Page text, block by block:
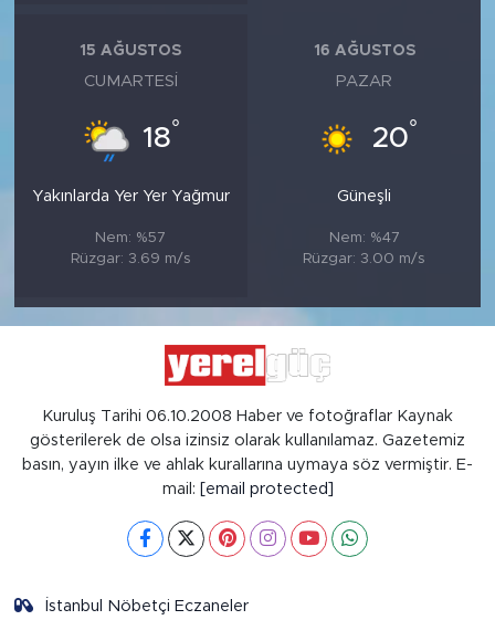
15 AĞUSTOS
CUMARTESI
18°
Yakınlarda Yer Yer Yağmur
Nem: %57
Rüzgar: 3.69 m/s
16 AĞUSTOS
PAZAR
20°
Güneşli
Nem: %47
Rüzgar: 3.00 m/s
Kuruluş Tarihi 06.10.2008 Haber ve fotoğraflar Kaynak
gösterilerek de olsa izinsiz olarak kullanılamaz. Gazetemiz
basın, yayın ilke ve ahlak kurallarına uymaya söz vermiştir. E-
mail: [email protected]
İstanbul Nöbetçi Eczaneler